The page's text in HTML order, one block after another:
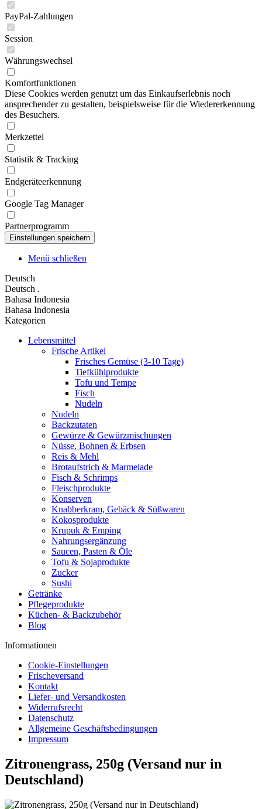
PayPal-Zahlungen
Session
Währungswechsel
Komfortfunktionen
Diese Cookies werden genutzt um das Einkaufserlebnis noch
ansprechender zu gestalten, beispielsweise für die Wiedererkennung
des Besuchers.
Merkzettel
Statistik & Tracking
Endgeräteerkennung
Google Tag Manager
Partnerprogramm
Menü schließen
Deutsch
Deutsch .
Bahasa Indonesia
Bahasa Indonesia
Kategorien
Lebensmittel
Frische Artikel
Frisches Gemüse (3-10 Tage)
Tiefkühlprodukte
Tofu und Tempe
Fisch
Nudeln
Nudeln
Backzutaten
Gewürze & Gewürzmischungen
Nüsse, Bohnen & Erbsen
Reis & Mehl
Brotaufstrich & Marmelade
Fisch & Schrimps
Fleischprodukte
Konserven
Knabberkram, Gebäck & Süßwaren
Kokosprodukte
Krupuk & Emping
Nahrungsergänzung
Saucen, Pasten & Öle
Tofu & Sojaprodukte
Zucker
Sushi
Getränke
Pflegeprodukte
Küchen- & Backzubehör
Blog
Informationen
Cookie-Einstellungen
Frischeversand
Kontakt
Liefer- und Versandkosten
Widerrufsrecht
Datenschutz
Allgemeine Geschäftsbedingungen
Impressum
Zitronengrass, 250g (Versand nur in
Deutschland)